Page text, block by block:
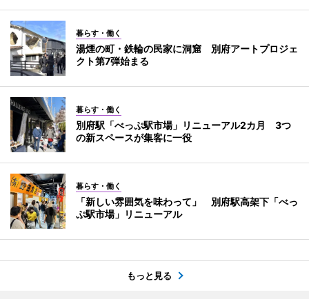
暮らす・働く
湯煙の町・鉄輪の民家に洞窟 別府アートプロジェ
クト第7弾始まる
暮らす・働く
別府駅「べっぷ駅市場」リニューアル2カ月 3つ
の新スペースが集客に一役
暮らす・働く
「新しい雰囲気を味わって」 別府駅高架下「べっ
ぷ駅市場」リニューアル
もっと見る